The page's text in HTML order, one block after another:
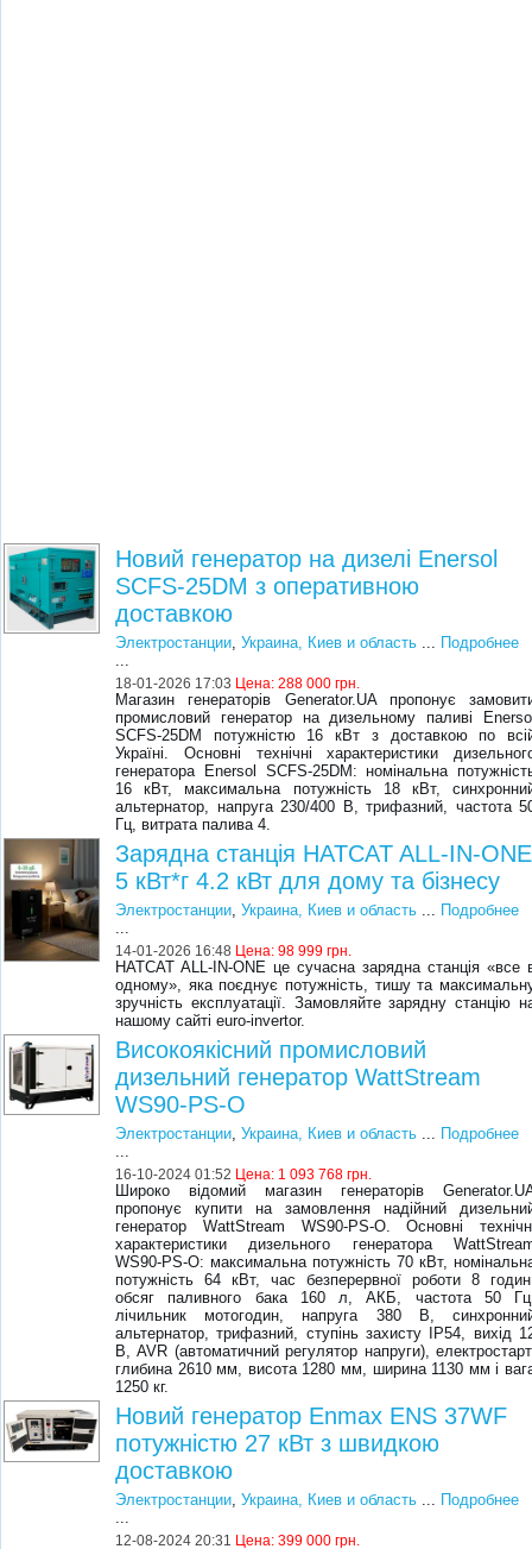
Новий генератор на дизелі Enersol
SCFS-25DM з оперативною
доставкою
Электростанции,Украина, Киев и область ... Подробнее
...
18-01-2026 17:03 Цена:288 000 грн.
Магазин генераторів Generator.UA пропонує
промисловий генератор на дизельному паливі
SCFS-25DM потужністю 16 кВт з доставкою по
Україні. Основні технічні характеристики
генератора Enersol SCFS-25DM: номінальна
16 кВт, максимальна потужність 18 кВт,
альтернатор, напруга 230/400 В, трифазний, частота
Гц, витрата палива 4.
Зарядна станція HATCAT ALL-IN-ONE
5 кВт*г 4.2 кВт для дому та бізнесу
Электростанции,Украина, Киев и область ... Подробнее
...
14-01-2026 16:48 Цена:98 999 грн.
HATCAT ALL-IN-ONE це сучасна зарядна станція «все
одному», яка поєднує потужність, тишу та
зручність експлуатації. Замовляйте зарядну станцію
нашому сайті euro-invertor.
Високоякісний промисловий
дизельний генератор WattStream
WS90-PS-O
Электростанции,Украина, Киев и область ... Подробнее
...
16-10-2024 01:52 Цена: 1 093 768 грн.
Широко відомий магазин генераторів
пропонує купити на замовлення надійний
генератор WattStream WS90-PS-O. Основні
характеристики дизельного генератора
WS90-PS-O: максимальна потужність 70 кВт,
потужність 64 кВт, час безперервної роботи 8
обсяг паливного бака 160 л, АКБ, частота 50
лічильник мотогодин, напруга 380 В,
альтернатор, трифазний, ступінь захисту IP54, вихід
В, AVR (автоматичний регулятор напруги),
глибина 2610 мм, висота 1280 мм, ширина 1130 мм і
1250 кг.
Новий генератор Enmax ENS 37WF
потужністю 27 кВт з швидкою
доставкою
Электростанции,Украина, Киев и область ... Подробнее
...
12-08-2024 20:31 Цена:399 000 грн.